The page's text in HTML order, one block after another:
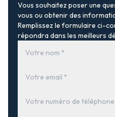
Vous souhaitez poser une
vous ou obtenir des
Remplissez le formulaire ci-
répondra dans les meilleurs